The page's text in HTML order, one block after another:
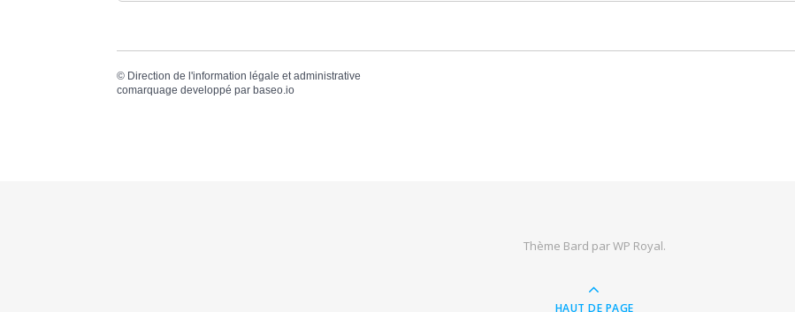
© Direction de l'information légale et administrative
comarquage developpé par baseo.io
Thème Bard parWP Royal.
HAUT DE PAGE